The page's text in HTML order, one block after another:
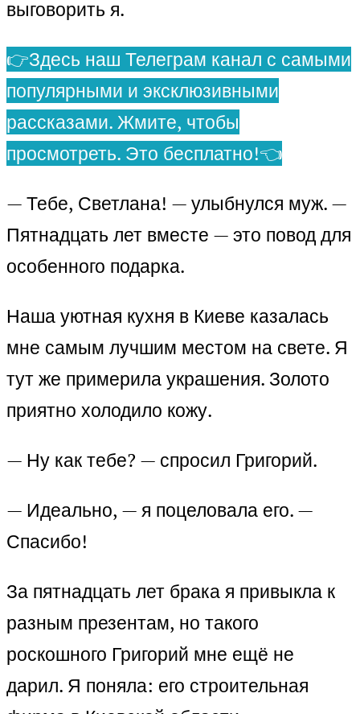
выговорить я.
👉Здесь наш Телеграм канал с самыми
популярными и эксклюзивными
рассказами. Жмите, чтобы
просмотреть. Это бесплатно!👈
— Тебе, Светлана! — улыбнулся муж. —
Пятнадцать лет вместе — это повод для
особенного подарка.
Наша уютная кухня в Киеве казалась
мне самым лучшим местом на свете. Я
тут же примерила украшения. Золото
приятно холодило кожу.
— Ну как тебе? — спросил Григорий.
— Идеально, — я поцеловала его. —
Спасибо!
За пятнадцать лет брака я привыкла к
разным презентам, но такого
роскошного Григорий мне ещё не
дарил. Я поняла: его строительная